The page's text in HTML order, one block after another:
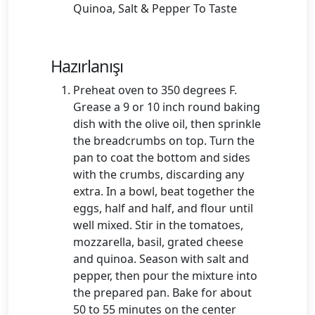
Quinoa, Salt & Pepper To Taste
Hazırlanışı
Preheat oven to 350 degrees F.
Grease a 9 or 10 inch round baking
dish with the olive oil, then sprinkle
the breadcrumbs on top. Turn the
pan to coat the bottom and sides
with the crumbs, discarding any
extra. In a bowl, beat together the
eggs, half and half, and flour until
well mixed. Stir in the tomatoes,
mozzarella, basil, grated cheese
and quinoa. Season with salt and
pepper, then pour the mixture into
the prepared pan. Bake for about
50 to 55 minutes on the center